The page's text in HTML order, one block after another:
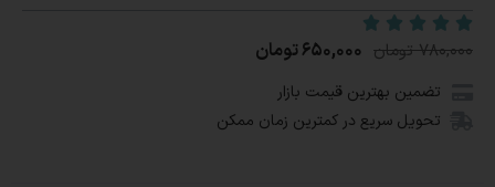
۷۸۰,۰۰۰ تومان ۶۵۰,۰۰۰تومان
تضمین بهترین قیمت بازار
تحویل سریع در کمترین زمان ممکن